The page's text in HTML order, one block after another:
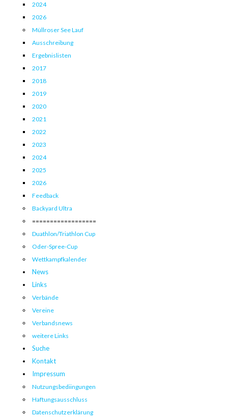
2024
2026
Müllroser See Lauf
Ausschreibung
Ergebnislisten
2017
2018
2019
2020
2021
2022
2023
2024
2025
2026
Feedback
Backyard Ultra
==================
Duathlon/Triathlon Cup
Oder-Spree-Cup
Wettkampfkalender
News
Links
Verbände
Vereine
Verbandsnews
weitere Links
Suche
Kontakt
Impressum
Nutzungsbediingungen
Haftungsausschluss
Datenschutzerklärung